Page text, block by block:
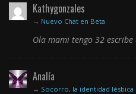
Kathygonzales
→ Nuevo Chat en Beta
Ola mami tengo 32
Analía
→ Socorro, la identidad lésbica